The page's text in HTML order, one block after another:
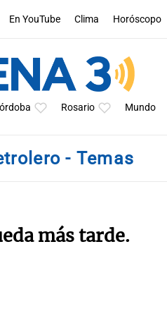
En YouTube Clima Horóscopo
Rosario Mundo
- Temas
más tarde.